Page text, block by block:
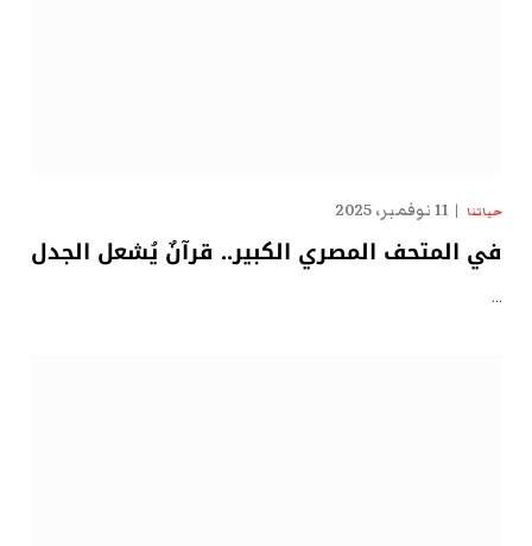
حياتنا 11 نوفمبر، 2025
في المتحف المصري الكبير.. قرآنٌ يُشعل الجدل
…